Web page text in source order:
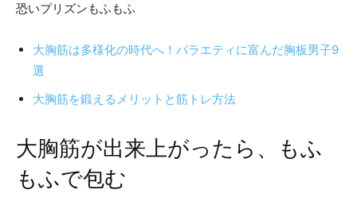
恐いプリズンもふもふ
大胸筋は多様化の時代へ！バラエティに富んだ胸板男子9
選
大胸筋を鍛えるメリットと筋トレ方法
大胸筋が出来上がったら、もふ
もふで包む